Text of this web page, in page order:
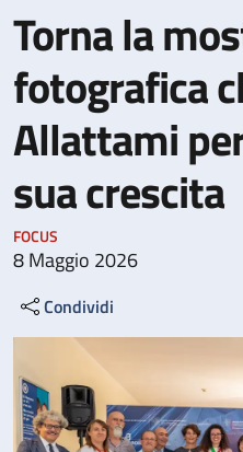
Torna la
fotografica
Allattami
sua crescita
FOCUS
8 Maggio 2026
Condividi